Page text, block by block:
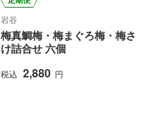
岩谷
梅真鯛梅・梅まぐろ梅・梅さ
け詰合せ 六個
税込 2,880 円